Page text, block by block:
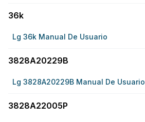
36k
Lg 36k Manual De Usuario
3828A20229B
Lg 3828A20229B Manual De Usuario
3828A22005P